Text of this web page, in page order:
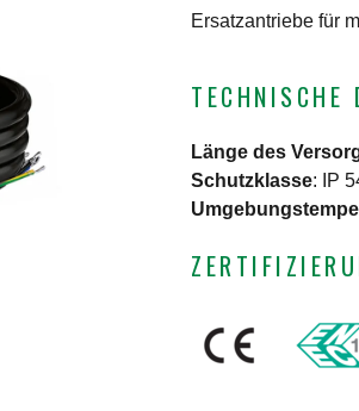
Ersatzantriebe für
TECHNISCHE
Länge des
Schutzklasse:
IP